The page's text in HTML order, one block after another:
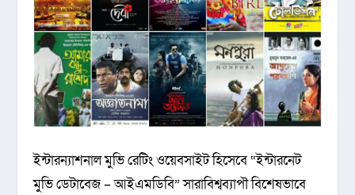
ইন্টারন্যাশনাল মুভি রেটিং ওয়েবসাইট হিসেবে “ইন্টারনেট
মুভি ডেটাবেজ – আইএমডিবি” সারাবিশ্বব্যাপৗ বিশেষভাবে